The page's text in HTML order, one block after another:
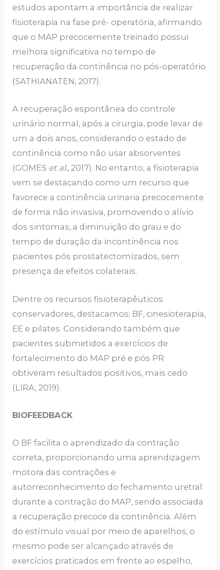
estudos apontam a importância de realizar
fisioterapia na fase pré- operatória, afirmando
que o MAP precocemente treinado possui
melhora significativa no tempo de
recuperação da continência no pós-operatório
(SATHIANATEN, 2017).
A recuperação espontânea do controle
urinário normal, após a cirurgia, pode levar de
um a dois anos, considerando o estado de
continência como não usar absorventes
(GOMES et al., 2017). No entanto, a fisioterapia
vem se destacando como um recurso que
favorece a continência urinaria precocemente
de forma não invasiva, promovendo o alívio
dos sintomas, a diminuição do grau e do
tempo de duração da incontinência nos
pacientes pós prostatectomizados, sem
presença de efeitos colaterais.
Dentre os recursos fisioterapêuticos
conservadores, destacamos: BF, cinesioterapia,
EE e pilates. Considerando também que
pacientes submetidos a exercícios de
fortalecimento do MAP pré e pós PR
obtiveram resultados positivos, mais cedo
(LIRA, 2019).
BIOFEEDBACK
O BF facilita o aprendizado da contração
correta, proporcionando uma aprendizagem
motora das contrações e
autorreconhecimento do fechamento uretral
durante a contração do MAP, sendo associada
a recuperação precoce da continência. Além
do estímulo visual por meio de aparelhos, o
mesmo pode ser alcançado através de
exercícios praticados em frente ao espelho,